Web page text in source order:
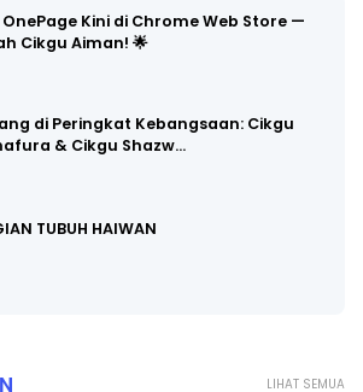
OnePage Kini di Chrome Web Store —
Cikgu Aiman! 🌟
di Peringkat Kebangsaan: Cikgu
& Cikgu Shazw…
TUBUH HAIWAN
LIHAT SEMUA